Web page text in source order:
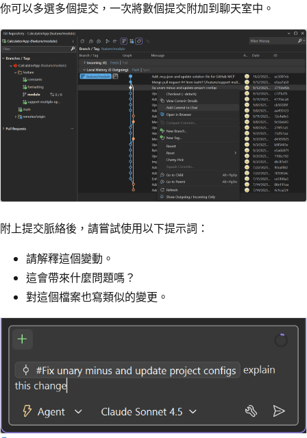
你可以多選多個提交，一次將數個提交附加到聊天室中。
附上提交脈絡後，請嘗試使用以下提示詞：
請解釋這個變動。
這會帶來什麼問題嗎？
對這個檔案也寫類似的變更。